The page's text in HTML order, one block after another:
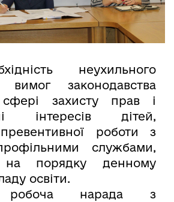
неухильного
вимог законодавства
захисту прав і
інтересів дітей,
роботи з
службами,
порядку денному
освіти.
робоча нарада з